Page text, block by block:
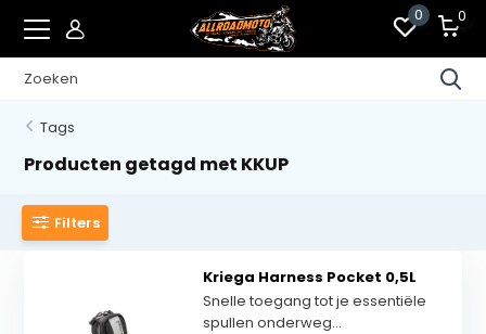
0 0
Tags
Producten getagd met KKUP
Filters
Kriega Harness Pocket 0,5L
Snelle toegang tot je essentiële
spullen onderweg...